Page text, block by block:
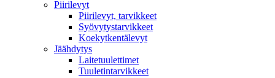
Piirilevyt
Piirilevyt, tarvikkeet
Syövytystarvikkeet
Koekytkentälevyt
Jäähdytys
Laitetuulettimet
Tuuletintarvikkeet